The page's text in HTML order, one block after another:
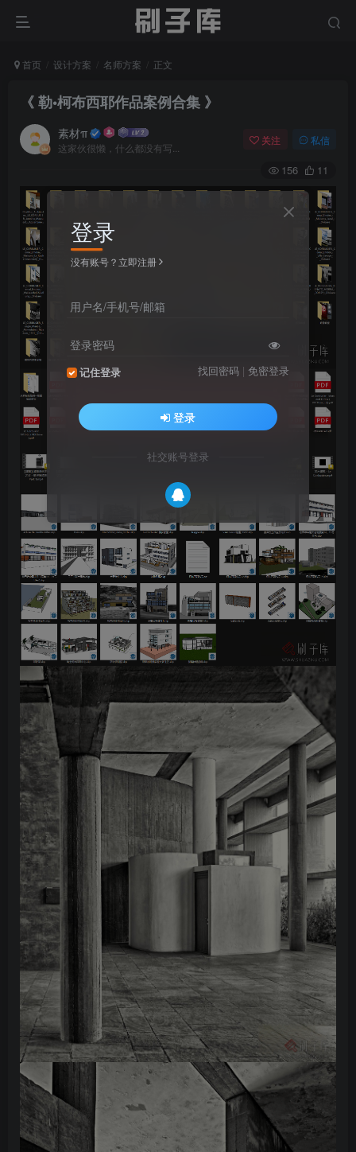
首页 设计方案 名师方案 正文
《 勒•柯布西耶作品案例合集 》
素材π
这家伙很懒，什么都没有写...
关注 私信
156 11
登录
没有账号？立即注册
用户名/手机号/邮箱
登录密码
记住登录 找回密码 | 免密登录
登录
社交账号登录